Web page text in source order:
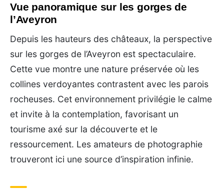
Vue panoramique sur les gorges de
l’Aveyron
Depuis les hauteurs des châteaux, la perspective
sur les gorges de l’Aveyron est spectaculaire.
Cette vue montre une nature préservée où les
collines verdoyantes contrastent avec les parois
rocheuses. Cet environnement privilégie le calme
et invite à la contemplation, favorisant un
tourisme axé sur la découverte et le
ressourcement. Les amateurs de photographie
trouveront ici une source d’inspiration infinie.